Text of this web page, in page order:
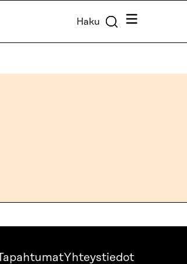
Haku Valikko
Yhteystiedot